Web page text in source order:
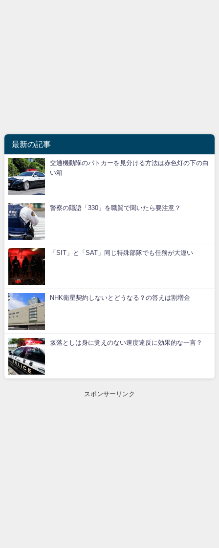
最新の記事
交通機動隊のパトカーを見分ける方法は赤色灯の下の白
い箱
警察の隠語「330」を職質で聞いたら要注意？
「SIT」と「SAT」同じ特殊部隊でも任務が大違い
NHK衛星契約しないとどうなる？の答えは割増金
坂落としは身に覚えのない速度違反に効果的な一言？
スポンサーリンク